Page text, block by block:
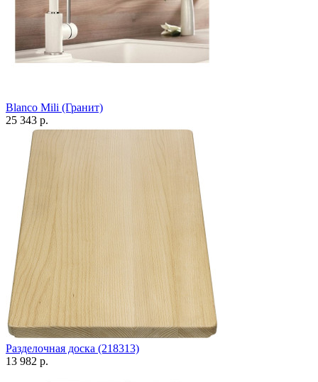
Blanco Mili (Гранит)
25 343 р.
Разделочная доска (218313)
13 982 р.